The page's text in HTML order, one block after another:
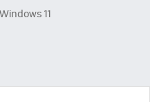
Windows 11